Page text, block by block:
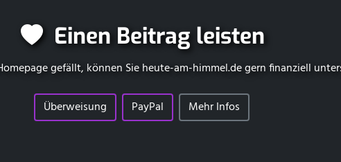
Einen Beitrag leisten
gefällt, können Sieheute-am-himmel.degern finanziell
Überweisung PayPal Mehr Infos